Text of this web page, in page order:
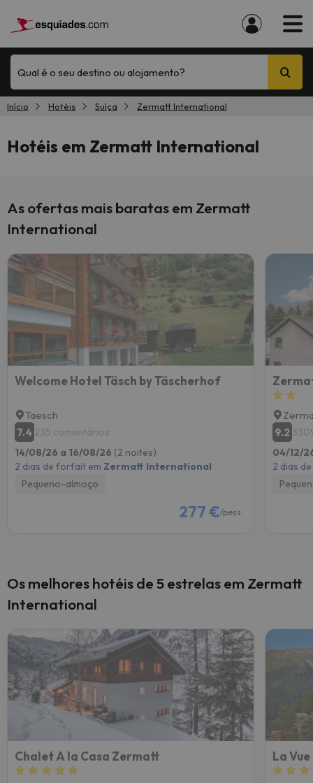
Qual é o seu destino ou alojamento?
Início Hotéis Suíça Zermatt International
Hotéis em Zermatt International
As ofertas mais baratas em Zermatt
International
Welcome Hotel Täsch by Täscherhof
Taesch
7.4 235 comentários
14/08/26 a 16/08/26 (2 noites)
2 dias de forfait em Zermatt International
Pequeno-almoço
277 €/pess.
9.2
04/12/
2 dias
Os melhores hotéis de 5 estrelas em Zermatt
International
Chalet A la Casa Zermatt La